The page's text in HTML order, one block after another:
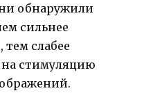
обнаружили
сильнее
слабее
на стимуляцию